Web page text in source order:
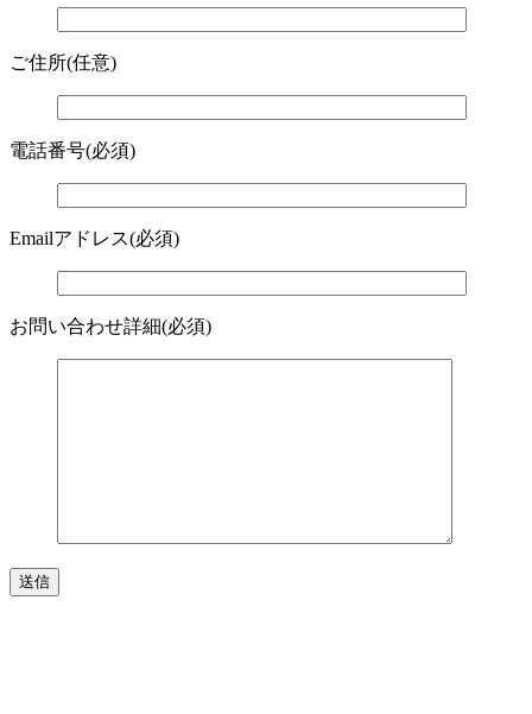
ご住所(任意)
電話番号(必須)
Emailアドレス(必須)
お問い合わせ詳細(必須)